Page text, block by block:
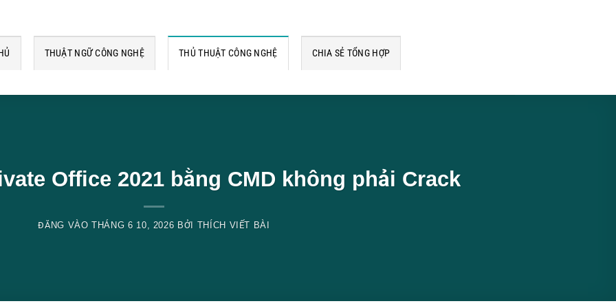
THUẬT NGỮ CÔNG NGHỆ THỦ THUẬT CÔNG NGHỆ CHIA SẺ TỔNG HỢP
Office 2021 bằng CMD không phải Crack
ĐĂNG VÀOTHÁNG 6 10, 2026 BỞI THÍCH VIẾT BÀI